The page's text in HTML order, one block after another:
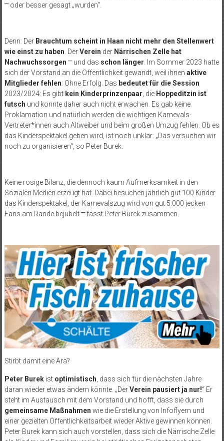
⎻ oder besser gesagt „wurden“.
Denn: Der Brauchtum scheint in Haan nicht mehr den Stellenwert
wie einst zu haben . DerVerein der Närrischen Zelle hat
Nachwuchssorgen ⎻und das schon länger . Im Sommer 2023 hatte
sich der Vorstand an die Öffentlichkeit gewandt, weil ihnen aktive
Mitglieder fehlen: Ohne Erfolg. Das bedeutet für die Session
2023/2024: Es gibt kein Kinderprinzenpaar , die Hoppeditzin ist
futsch und konnte daher auch nicht erwachen. Es gab keine
Proklamation und natürlich werden die wichtigen Karnevals-
Vertreter*innen auch Altweiber und beim großen Umzug fehlen. Ob es
das Kinderspektakel geben wird, ist noch unklar: „Das versuchen wir
noch zu organisieren“, so Peter Burek.
Keine rosige Bilanz, die dennoch kaum Aufmerksamkeit in den
Sozialen Medien erzeugt hat. Dabei besuchen jährlich gut 100 Kinder
das Kinderspektakel, der Karnevalszug wird von gut 5.000 jecken
Fans am Rande bejubelt⎻fasst Peter Burek zusammen.
Stirbt damit eine Ära?
Peter Burekist optimistisch, dass sich für die nächsten Jahre
daran wieder etwas ändern könnte. „DerVerein pausiert ja nur!“ Er
steht im Austausch mit dem Vorstand und hofft, dass sie durch
gemeinsame Maßnahmen wie die Erstellung von Infoflyern und
einer gezielten Öffentlichkeitsarbeit wieder Aktive gewinnen können.
Peter Burek kann sich auch vorstellen, dass sich die Närrische Zelle